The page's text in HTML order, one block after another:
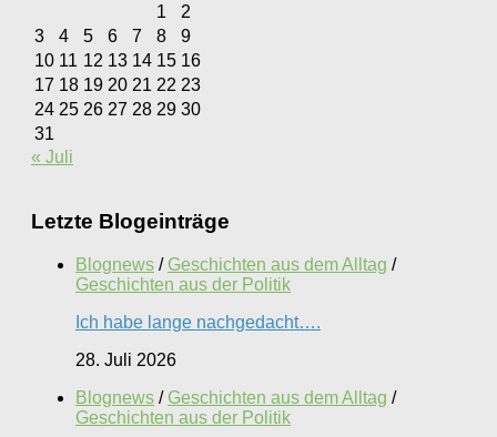
1
2
3
4 5 6 7 8
9
10 11 12 13 14 15 16
17 18 19 20 21 22 23
24 25 26 27 28 29 30
31
« Juli
Letzte Blogeinträge
Blognews / Geschichten aus dem Alltag /
Geschichten aus der Politik
Ich habe lange nachgedacht….
28. Juli 2026
Blognews / Geschichten aus dem Alltag /
Geschichten aus der Politik